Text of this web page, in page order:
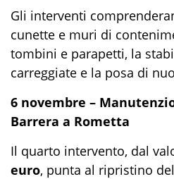
Gli interventi
cunette e muri di
tombini e parapetti, la
carreggiate e la posa di
6 novembre –
Barrera a Rometta
Il quarto intervento, dal
euro, punta al ripristino